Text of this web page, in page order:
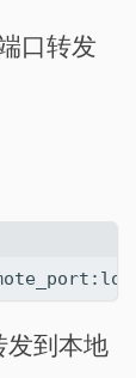
口转发
发到本地